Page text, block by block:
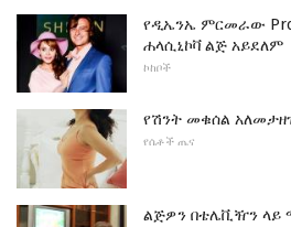
የዲኤንኤ ምርመራው
ሐላሲኒኮቫ ልጅ አይደለም
ኮከቦች
የሽንት መቁሰል
የሴቶች ጤና
ልጅዎን በቴሌቪዥን ላይ